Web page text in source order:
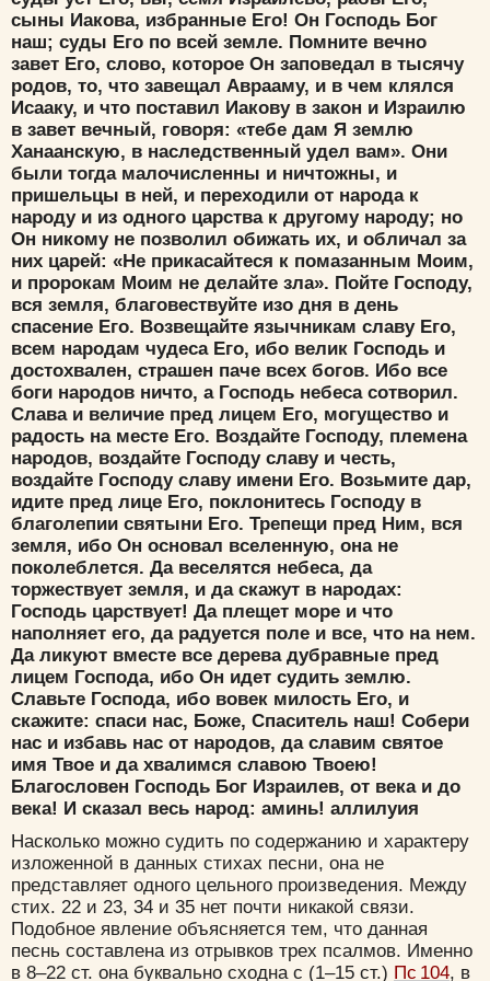
сыны Иакова, избранные Его! Он Господь Бог
наш; суды Его по всей земле. Помните вечно
завет Его, слово, которое Он заповедал в тысячу
родов, то, что завещал Аврааму, и в чем клялся
Исааку, и что поставил Иакову в закон и Израилю
в завет вечный, говоря: «тебе дам Я землю
Ханаанскую, в наследственный удел вам». Они
были тогда малочисленны и ничтожны, и
пришельцы в ней, и переходили от народа к
народу и из одного царства к другому народу; но
Он никому не позволил обижать их, и обличал за
них царей: «Не прикасайтеся к помазанным Моим,
и пророкам Моим не делайте зла». Пойте Господу,
вся земля, благовествуйте изо дня в день
спасение Его. Возвещайте язычникам славу Его,
всем народам чудеса Его, ибо велик Господь и
достохвален, страшен паче всех богов. Ибо все
боги народов ничто, а Господь небеса сотворил.
Слава и величие пред лицем Его, могущество и
радость на месте Его. Воздайте Господу, племена
народов, воздайте Господу славу и честь,
воздайте Господу славу имени Его. Возьмите дар,
идите пред лице Его, поклонитесь Господу в
благолепии святыни Его. Трепещи пред Ним, вся
земля, ибо Он основал вселенную, она не
поколеблется. Да веселятся небеса, да
торжествует земля, и да скажут в народах:
Господь царствует! Да плещет море и что
наполняет его, да радуется поле и все, что на нем.
Да ликуют вместе все дерева дубравные пред
лицем Господа, ибо Он идет судить землю.
Славьте Господа, ибо вовек милость Его, и
скажите: спаси нас, Боже, Спаситель наш! Собери
нас и избавь нас от народов, да славим святое
имя Твое и да хвалимся славою Твоею!
Благословен Господь Бог Израилев, от века и до
века! И сказал весь народ: аминь! аллилуия
Насколько можно судить по содержанию и характеру
изложенной в данных стихах песни, она не
представляет одного цельного произведения. Между
стих. 22 и 23, 34 и 35 нет почти никакой связи.
Подобное явление объясняется тем, что данная
песнь составлена из отрывков трех псалмов. Именно
в 8–22 ст. она буквально сходна с (1–15 ст.) Пс 104, в
Хорошо
Да
Нет
Вход
Регистрация
Цвет:
Удалить Сохранить